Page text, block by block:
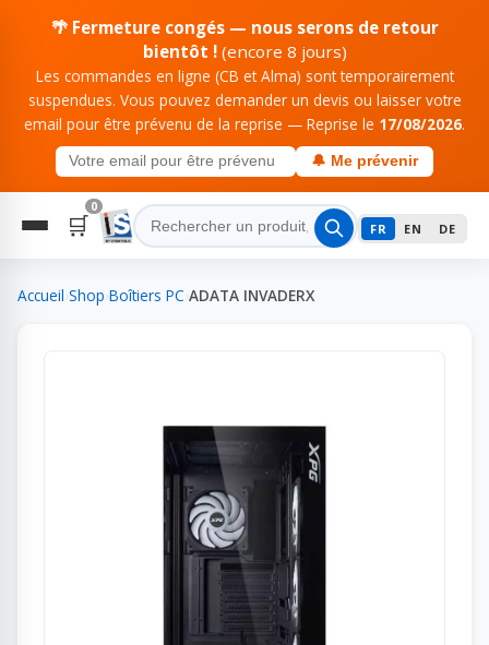
🌴 Fermeture congés — nous serons de retour
bientôt !(encore 8 jours)
Les commandes en ligne (CB et Alma) sont temporairement
suspendues. Vous pouvez demander un devis ou laisser votre
email pour être prévenu de la reprise — Reprise le 17/08/2026.
🔔 Me prévenir
🛒
0
FR EN DE
Accueil Shop Boîtiers PC ADATA INVADERX